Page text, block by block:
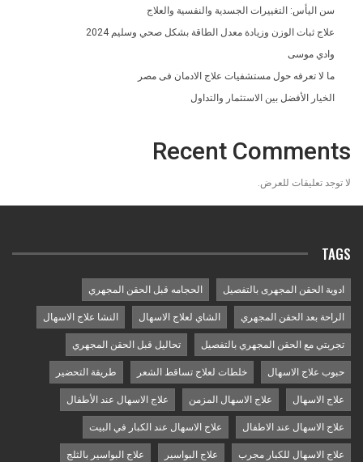
سن اليأس: التغييرات الجسدية والنفسية والعلاج
علاج ثبات الوزن وزيادة معدل الطاقة بشكل صحي وسليم 2024
وادي موسى
ما لا تعرفه حول مستشفيات علاج الادمان فى مصر
الخيار الأفضل بين الاستثمار والتداول
Recent Comments
لا توجد تعليقات للعرض.
TAGS
ادوية الحقن المجهرى بالتفصيل الحجامه قبل الحقن المجهري
الراحة بعد الحقن المجهري الشاي لعلاج الاسهال النشا علاج الاسهال
تجربتي مع الحقن المجهري بالتفصيل تحاليل قبل الحقن المجهري
حبوب علاج الاسهال خلطات لعلاج تساقط الشعر طريقة التحضير
علاج الاسهال علاج الاسهال المزمن علاج الاسهال عند الأطفال
علاج الاسهال عند الاطفال علاج الاسهال عند الكبار في البيت
علاج الاسهال للكبار مجرب علاج البواسير علاج البواسير بالثلج